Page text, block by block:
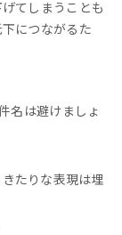
てしまうことも
につながるた
名は避けましょ
たりな表現は埋